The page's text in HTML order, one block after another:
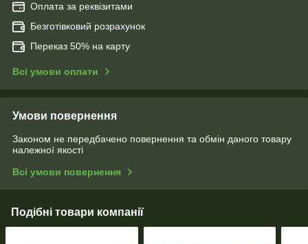
Оплата за реквізитами
Безготівковий розрахунок
Переказ 50% на карту
Всі умови оплати
Умови повернення
Законом не передбачено повернення та обмін даного товару
належної якості
Всі умови повернення
Подібні товари компанії